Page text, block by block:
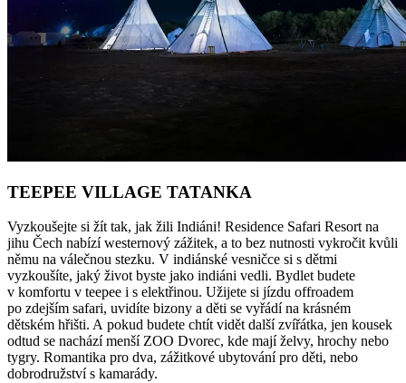
TEEPEE VILLAGE TATANKA
Vyzkoušejte si žít tak, jak žili Indiáni! Residence Safari Resort na
jihu Čech nabízí westernový zážitek, a to bez nutnosti vykročit kvůli
němu na válečnou stezku. V indiánské vesničce si s dětmi
vyzkoušíte, jaký život byste jako indiáni vedli. Bydlet budete
v komfortu v teepee i s elektřinou. Užijete si jízdu offroadem
po zdejším safari, uvidíte bizony a děti se vyřádí na krásném
dětském hřišti. A pokud budete chtít vidět další zvířátka, jen kousek
odtud se nachází menší ZOO Dvorec, kde mají želvy, hrochy nebo
tygry. Romantika pro dva, zážitkové ubytování pro děti, nebo
dobrodružství s kamarády.